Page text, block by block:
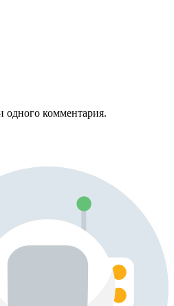
одного комментария.